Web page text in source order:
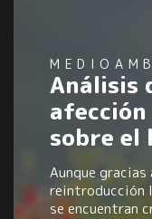
Análisis
sobre el
Aunque
reintroducción
se encuentran